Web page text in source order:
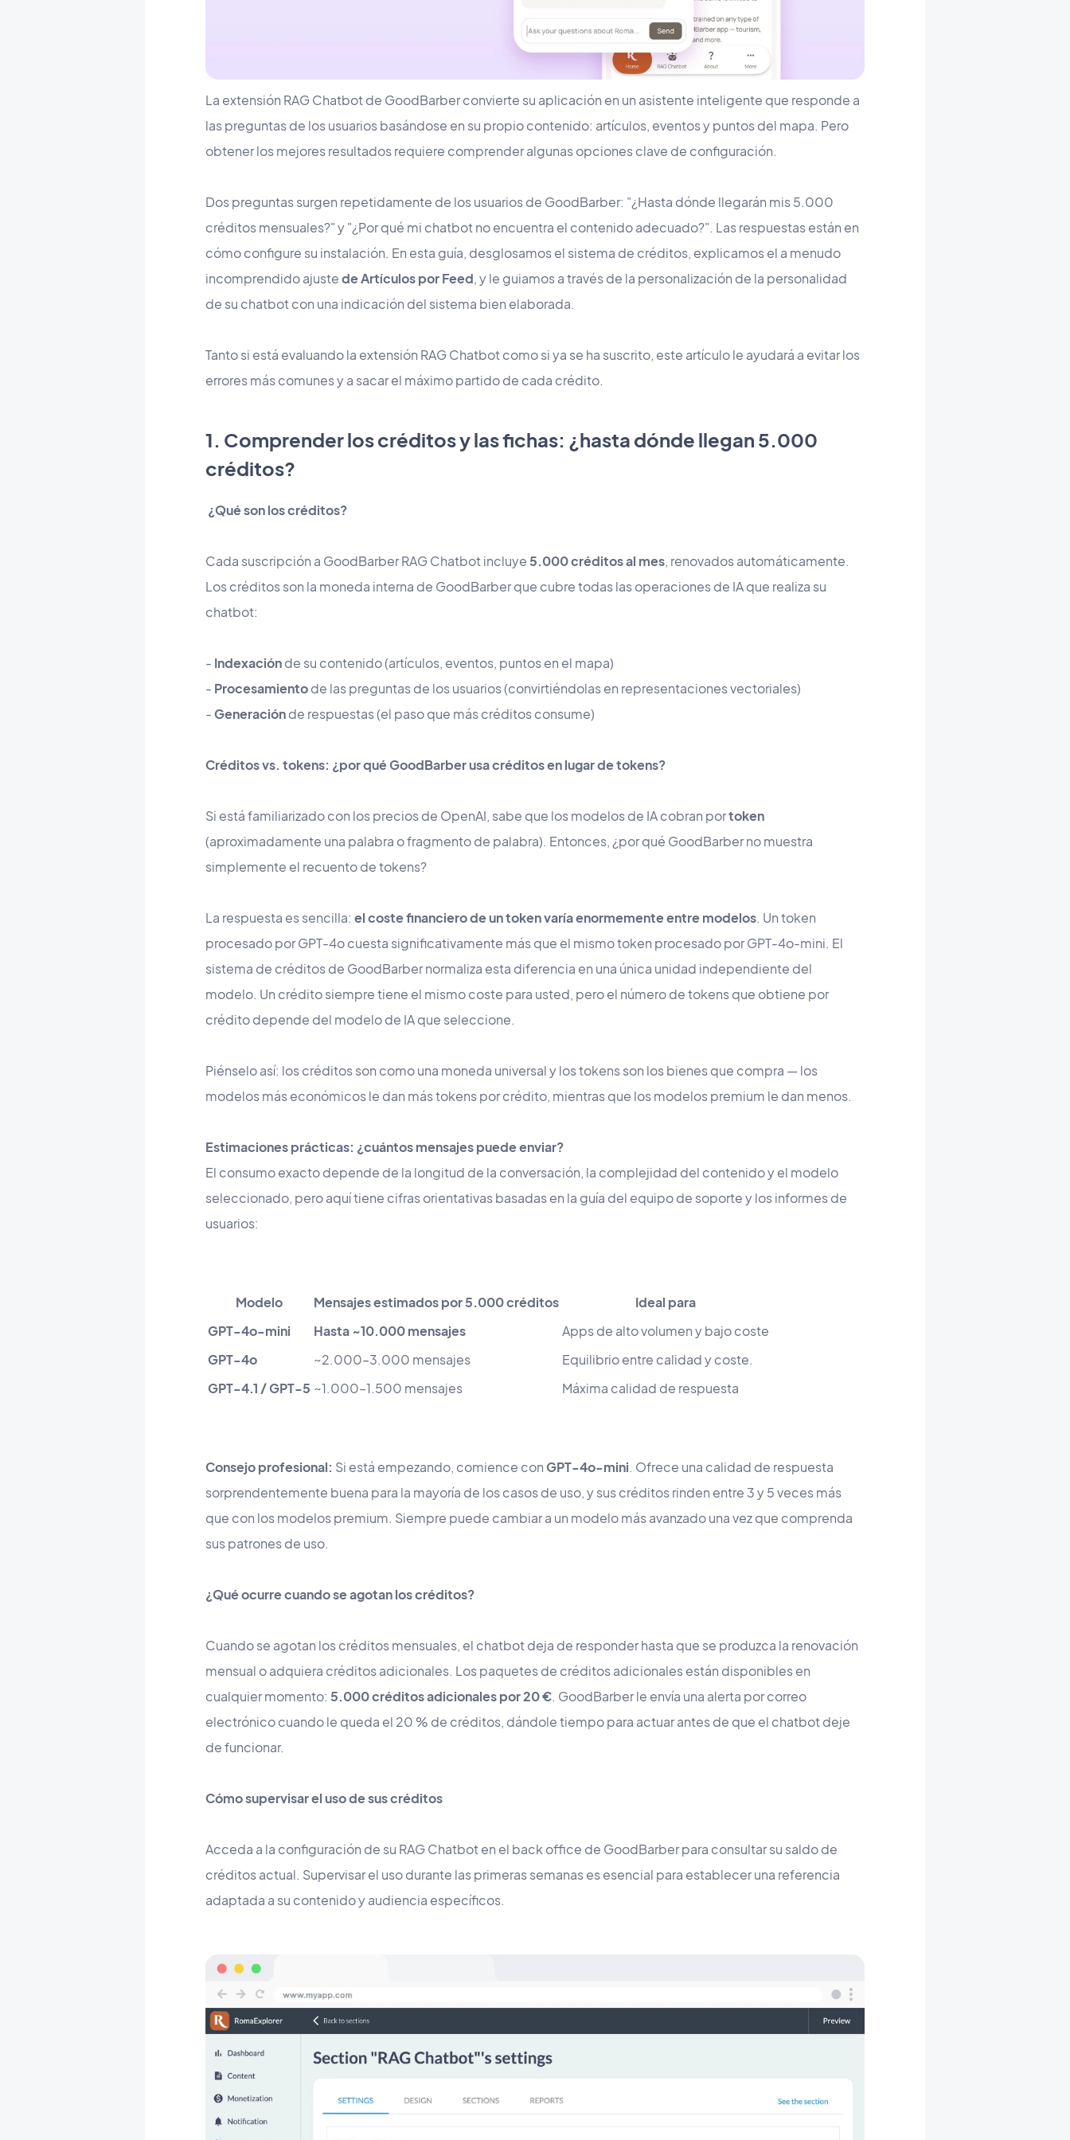
La extensión RAG Chatbot de GoodBarber convierte su aplicación en un asistente inteligente que responde a
las preguntas de los usuarios basándose en su propio contenido: artículos, eventos y puntos del mapa. Pero
obtener los mejores resultados requiere comprender algunas opciones clave de configuración.
Dos preguntas surgen repetidamente de los usuarios de GoodBarber: "¿Hasta dónde llegarán mis 5.000
créditos mensuales?" y "¿Por qué mi chatbot no encuentra el contenido adecuado?". Las respuestas están en
cómo configure su instalación. En esta guía, desglosamos el sistema de créditos, explicamos el a menudo
incomprendido ajustede Artículos por Feed, y le guiamos a través de la personalización de la personalidad
de su chatbot con una indicación del sistema bien elaborada.
Tanto si está evaluando la extensión RAG Chatbot como si ya se ha suscrito, este artículo le ayudará a evitar los
errores más comunes y a sacar el máximo partido de cada crédito.
1. Comprender los créditos y las fichas: ¿hasta dónde llegan 5.000
créditos?
¿Qué son los créditos?
Cada suscripción a GoodBarber RAG Chatbot incluye5.000 créditos al mes, renovados automáticamente.
Los créditos son la moneda interna de GoodBarber que cubre todas las operaciones de IA que realiza su
chatbot:
- Indexaciónde su contenido (artículos, eventos, puntos en el mapa)
- Procesamientode las preguntas de los usuarios (convirtiéndolas en representaciones vectoriales)
-Generaciónde respuestas (el paso que más créditos consume)
Créditos vs. tokens: ¿por qué GoodBarber usa créditos en lugar de tokens?
Si está familiarizado con los precios de OpenAI, sabe que los modelos de IA cobran portoken
(aproximadamente una palabra o fragmento de palabra). Entonces, ¿por qué GoodBarber no muestra
simplemente el recuento de tokens?
La respuesta es sencilla: el coste financiero de un token varía enormemente entre modelos. Un token
procesado por GPT-4o cuesta significativamente más que el mismo token procesado por GPT-4o-mini. El
sistema de créditos de GoodBarber normaliza esta diferencia en una única unidad independiente del
modelo. Un crédito siempre tiene el mismo coste para usted, pero el número de tokens que obtiene por
crédito depende del modelo de IA que seleccione.
Piénselo así: los créditos son como una moneda universal y los tokens son los bienes que compra — los
modelos más económicos le dan más tokens por crédito, mientras que los modelos premium le dan menos.
Estimaciones prácticas: ¿cuántos mensajes puede enviar?
El consumo exacto depende de la longitud de la conversación, la complejidad del contenido y el modelo
seleccionado, pero aquí tiene cifras orientativas basadas en la guía del equipo de soporte y los informes de
usuarios:
Modelo Mensajes estimados por 5.000 créditos
Ideal para
GPT-4o-mini
Hasta ~10.000 mensajes
Apps de alto volumen y bajo coste
GPT-4o
~2.000–3.000 mensajes
Equilibrio entre calidad y coste.
GPT-4.1 / GPT-5 ~1.000–1.500 mensajes Máxima calidad de respuesta
Consejo profesional: Si está empezando, comience conGPT-4o-mini. Ofrece una calidad de respuesta
sorprendentemente buena para la mayoría de los casos de uso, y sus créditos rinden entre 3 y 5 veces más
que con los modelos premium. Siempre puede cambiar a un modelo más avanzado una vez que comprenda
sus patrones de uso.
¿Qué ocurre cuando se agotan los créditos?
Cuando se agotan los créditos mensuales, el chatbot deja de responder hasta que se produzca la renovación
mensual o adquiera créditos adicionales. Los paquetes de créditos adicionales están disponibles en
cualquier momento: 5.000 créditos adicionales por 20 €. GoodBarber le envía una alerta por correo
electrónico cuando le queda el 20 % de créditos, dándole tiempo para actuar antes de que el chatbot deje
de funcionar.
Cómo supervisar el uso de sus créditos
Acceda a la configuración de su RAG Chatbot en el back office de GoodBarber para consultar su saldo de
créditos actual. Supervisar el uso durante las primeras semanas es esencial para establecer una referencia
adaptada a su contenido y audiencia específicos.